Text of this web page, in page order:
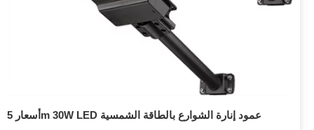
أسعار 5m 30W LED عمود إنارة الشوارع بالطاقة الشمسية